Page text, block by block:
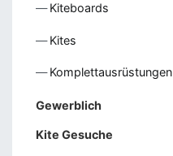
Kiteboards
Kites
Komplettausrüstungen
Gewerblich
Kite Gesuche